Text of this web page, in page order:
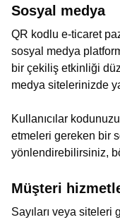
Sosyal medya
QR kodlu e-ticaret
sosyal medya
bir çekiliş etkinliği
medya sitelerinizde
Kullanıcılar
etmeleri gereken bir
yönlendirebilirsiniz,
Müşteri
Sayıları veya siteleri